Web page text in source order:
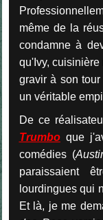
même de la
condamne à
qu'Ivy,
gravir à son
un véritable
De ce
Trumboque
comédies (
paraissaient
lourdingues qui
Et là, je me